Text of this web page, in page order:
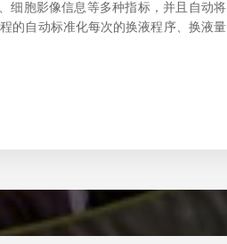
细胞影像信息等多种指标，并且自动将
的自动标准化每次的换液程序、换液量